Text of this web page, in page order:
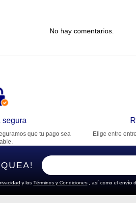
No hay comentarios.
segura
que tu pago sea
Elige entre
y los Términos y Condiciones , así como el envío